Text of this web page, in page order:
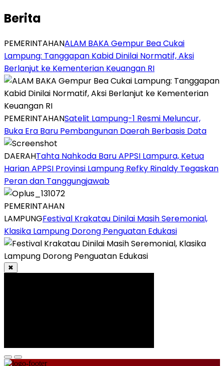
Berita
PEMERINTAHANALAM BAKA Gempur Bea Cukai
Lampung: Tanggapan Kabid Dinilai Normatif, Aksi
Berlanjut ke Kementerian Keuangan RI
PEMERINTAHANSatelit Lampung-1 Resmi Meluncur,
Buka Era Baru Pembangunan Daerah Berbasis Data
DAERAHTahta Nahkoda Baru APPSI Lampura, Ketua
Harian APPSI Provinsi Lampung Refky Rinaldy Tegaskan
Peran dan Tanggungjawab
PEMERINTAHAN
LAMPUNGFestival Krakatau Dinilai Masih Seremonial,
Klasika Lampung Dorong Penguatan Edukasi
✖